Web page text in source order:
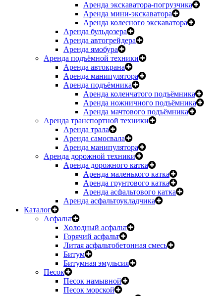
Аренда экскаватора-погрузчика
Аренда мини-экскаватора
Аренда колесного экскаватора
Аренда бульдозера
Аренда автогрейдера
Аренда ямобура
Аренда подъёмной техники
Аренда автокрана
Аренда манипулятора
Аренда подъёмника
Аренда коленчатого подъёмника
Аренда ножничного подъёмника
Аренда мачтового подъёмника
Аренда транспортной техники
Аренда трала
Аренда самосвала
Аренда манипулятора
Аренда дорожной техники
Аренда дорожного катка
Аренда маленького катка
Аренда грунтового катка
Аренда асфальтового катка
Аренда асфальтоукладчика
Каталог
Асфальт
Холодный асфальт
Горячий асфальт
Литая асфальтобетонная смесь
Битум
Битумная эмульсия
Песок
Песок намывной
Песок морской